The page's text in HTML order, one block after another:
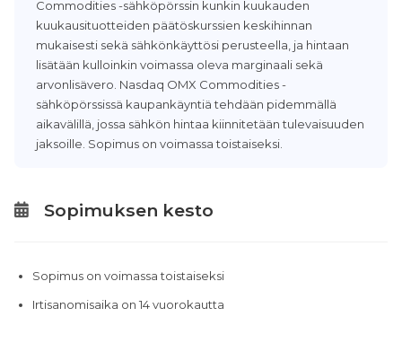
Commodities -sähköpörssin kunkin kuukauden
kuukausituotteiden päätöskurssien keskihinnan
mukaisesti sekä sähkönkäyttösi perusteella, ja hintaan
lisätään kulloinkin voimassa oleva marginaali sekä
arvonlisävero.​ Nasdaq OMX Commodities -
sähköpörssissä kaupankäyntiä tehdään pidemmällä
aikavälillä, jossa sähkön hintaa kiinnitetään tulevaisuuden
jaksoille. Sopimus on voimassa toistaiseksi.
Sopimuksen kesto
Sopimus on voimassa toistaiseksi
Irtisanomisaika on 14 vuorokautta